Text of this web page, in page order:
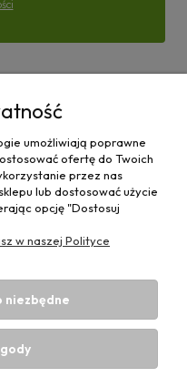
maszyn E-ciągnik |
umożliwiają poprawne
ofertę do Twoich
przez nas
lub dostosować użycie
opcję "Dostosuj
w naszej Polityce
niezbędne